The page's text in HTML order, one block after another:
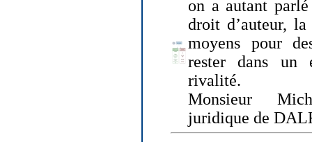
on a autant
droit d’auteur,
moyens pour
rester dans un
rivalité.
Monsieur
juridique de